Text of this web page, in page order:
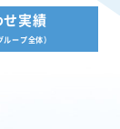
実績
ループ全体）